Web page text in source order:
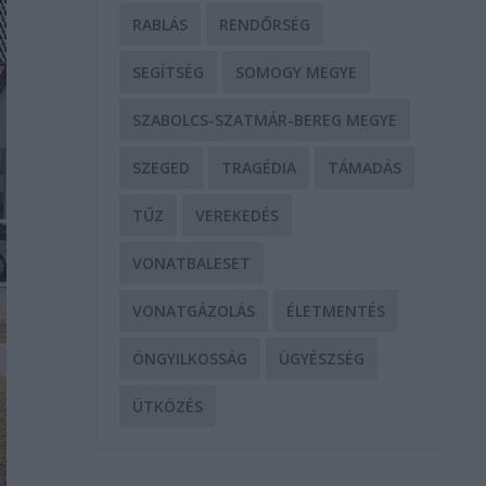
RABLÁS RENDŐRSÉG
SEGÍTSÉG SOMOGY MEGYE
SZABOLCS-SZATMÁR-BEREG MEGYE
SZEGED TRAGÉDIA TÁMADÁS
TŰZ VEREKEDÉS
VONATBALESET
VONATGÁZOLÁS ÉLETMENTÉS
ÖNGYILKOSSÁG ÜGYÉSZSÉG
ÜTKÖZÉS